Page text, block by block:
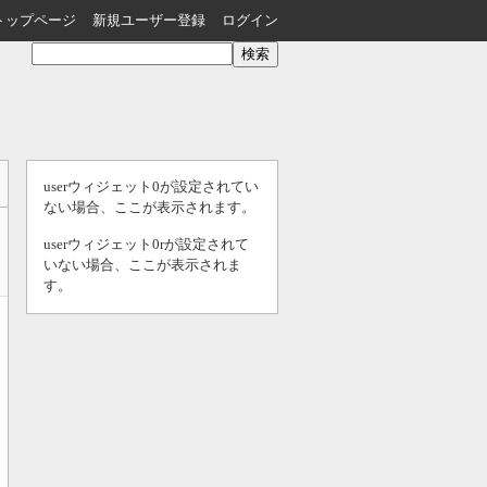
ップページ 新規ユーザー登録 ログイン
userウィジェット0が設定されてい
ない場合、ここが表示されます。
userウィジェット0rが設定されて
いない場合、ここが表示されま
す。